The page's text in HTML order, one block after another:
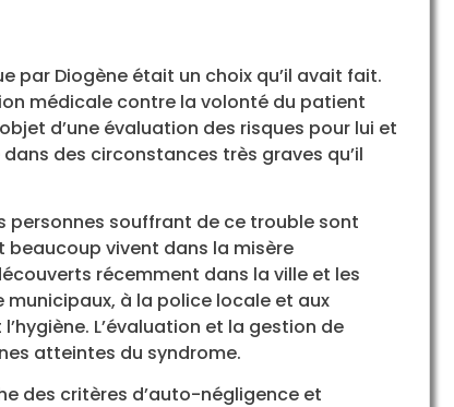
par Diogène était un choix qu’il avait fait.
médicale contre la volonté du patient
d’une évaluation des risques pour lui et
des circonstances très graves qu’il
personnes souffrant de ce trouble sont
beaucoup vivent dans la misère
récemment dans la ville et les
à la police locale et aux
L’évaluation et la gestion de
atteintes du syndrome.
des critères d’auto-négligence et